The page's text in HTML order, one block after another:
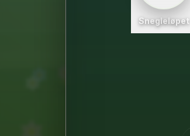
Snegleløpet